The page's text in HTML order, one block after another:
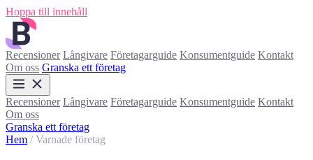
Hoppa till innehåll
Recensioner Långivare Företagarguide Konsumentguide Kontakt
Om oss Granska ett företag
Recensioner Långivare Företagarguide Konsumentguide Kontakt
Om oss
Granska ett företag
Hem / Varnade företag